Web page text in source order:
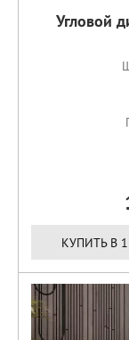
Угловой
КУПИТЬ В